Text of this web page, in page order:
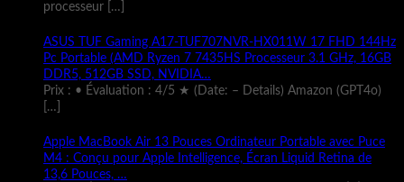
processeur
[…]
ASUS TUF Gaming A17-TUF707NVR-HX011W 17 FHD 144Hz
Pc Portable (AMD Ryzen 7 7435HS Processeur 3.1 GHz, 16GB
DDR5, 512GB SSD, NVIDIA…
Prix : • Évaluation : 4/5 ★ (Date: – Details) Amazon (GPT4o)
[…]
Apple MacBook Air 13 Pouces Ordinateur Portable avec Puce
M4 : Conçu pour Apple Intelligence, Écran Liquid Retina de
13,6 Pouces, …